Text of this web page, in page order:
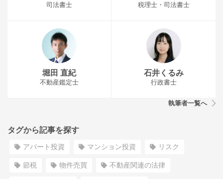
司法書士 税理士・司法書士
堀田 直紀
不動産鑑定士
石井くるみ
行政書士
執筆者一覧へ
タグから記事を探す
アパート投資 マンション投資 リスク
節税 物件売買 不動産関連の法律